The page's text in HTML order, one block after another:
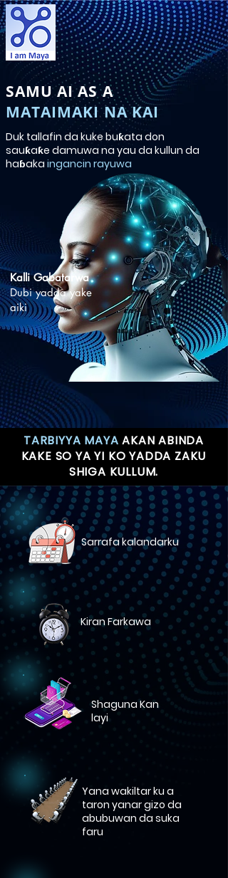
SAMU AI AS A
MATAIMAKI NA KAI
Duk tallafin da kuke buƙata don
sauƙaƙe damuwa na yau da kullun da
haɓaka ingancin rayuwa
Kalli Gabatarwa
Dubi yadda yake
aiki
TARBIYYA MAYA AKAN ABINDA
KAKE SO YA YI KO YADDA ZAKU
SHIGA KULLUM.
Sarrafa kalandarku
Kiran Farkawa
Shaguna Kan
layi
Yana wakiltar ku a
taron yanar gizo da
abubuwan da suka
faru